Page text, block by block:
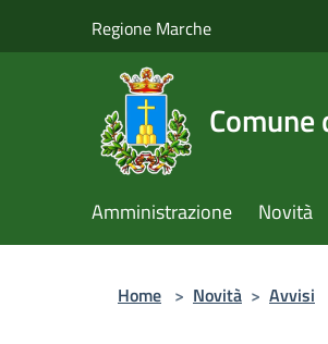
Regione Marche
Comune
Amministrazione Novità
Home > Novità > Avvisi